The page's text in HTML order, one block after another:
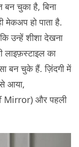
चुका है, बिना
मेकअप हो पाता है.
उन्हें शीशा देखना
लाइफ़स्टाइल का
बन चुके हैं. ज़िंदगी में
आया,
Mirror) और पहली